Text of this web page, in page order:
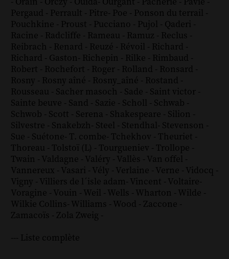
Pergaud - Perrault - Pitre- Poe - Ponson du terrail -
Pouchkine - Proust - Pucciano - Pujol - Qaderi -
Racine - Radcliffe - Rameau - Ramuz - Reclus -
Reibrach - Renard - Reuzé - Révoil - Richard -
Richard - Gaston- Richepin - Rilke - Rimbaud -
Robert - Rochefort - Roger - Rolland - Ronsard -
Rosny - Rosny aîné - Rosny_aîné - Rostand -
Rousseau - Sacher masoch - Sade - Saint victor -
Sainte beuve - Sand - Sazie - Scholl - Schwab -
Schwob - Scott - Serena - Shakespeare - Silion -
Silvestre - Snakebzh- Steel - Stendhal- Stevenson -
Sue - Suétone- T. combe- Tchekhov - Theuriet -
Thoreau - Tolstoï (L) - Tourgueniev - Trollope -
Twain - Valdagne - Valéry - Vallès - Van offel -
Vannereux - Vasari - Vély - Verlaine - Verne - Vidocq -
Vigny - Villiers de l´isle adam- Vincent - Voltaire-
Voragine - Vouin - Weil - Wells - Wharton - Wilde -
Wilkie Collins- Williams - Wood - Zaccone -
Zamacoïs - Zola Zweig -
--- Liste complète